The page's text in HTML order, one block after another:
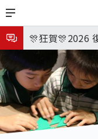
移
至
主
內
容
🎉🎉🎉狂賀!
連續兩年錄取
🎊狂賀🎊2026
次雙星閃耀✨
115年校本部
取標準、62%
🎊
8月3日 分科成
臺北市2026城
時30分至15時
8月31日 開學日